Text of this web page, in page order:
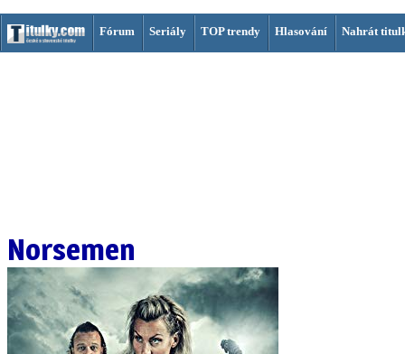
Fórum Seriály TOP trendy Hlasování Nahrát
Norsemen